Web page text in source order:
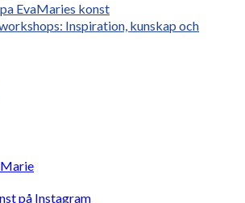
EvaMaries konst
Inspiration, kunskap och
på Instagram